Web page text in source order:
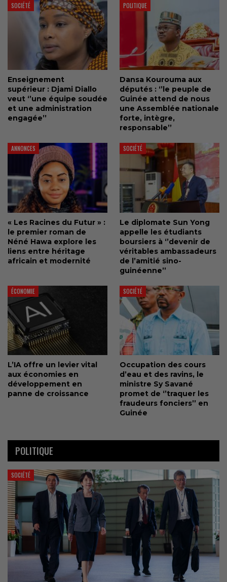
SOCIÉTÉ
Enseignement
supérieur : Djami Diallo
veut ‘’une équipe soudée
et une administration
engagée’’
POLITIQUE
Dansa Kourouma aux
députés : ‘’le peuple de
Guinée attend de nous
une Assemblée nationale
forte, intègre,
responsable’’
ANNONCES
« Les Racines du Futur » :
le premier roman de
Néné Hawa explore les
liens entre héritage
africain et modernité
SOCIÉTÉ
Le diplomate Sun Yong
appelle les étudiants
boursiers à ‘’devenir de
véritables ambassadeurs
de l’amitié sino-
guinéenne’’
ÉCONOMIE
L’IA offre un levier vital
aux économies en
développement en
panne de croissance
SOCIÉTÉ
Occupation des cours
d’eau et des ravins, le
ministre Sy Savané
promet de ‘’traquer les
fraudeurs fonciers’’ en
Guinée
POLITIQUE
SOCIÉTÉ